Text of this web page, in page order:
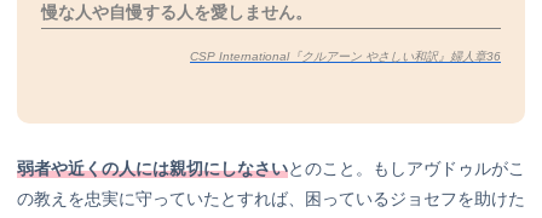
慢な人や自慢する人を愛しません。
CSP International『クルアーン やさしい和訳』婦人章36
弱者や近くの人には親切にしなさいとのこと。もしアヴドゥルがこ
の教えを忠実に守っていたとすれば、困っているジョセフを助けた